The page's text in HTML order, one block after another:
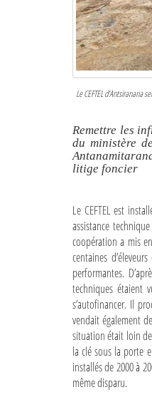
Le CEFTEL
Remettre les
du ministère
litige foncier
Le CEFTEL est
assistance
coopération a mis
centaines
performantes.
techniques étaient
s’autofinancer. Il
vendait également
situation était loin
la clé sous la porte
installés de 2000 à
même disparu.